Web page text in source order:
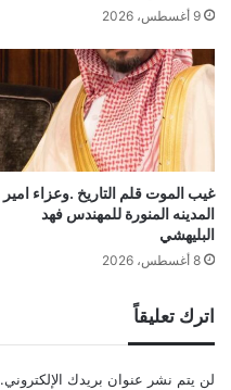
9 أغسطس، 2026
غيب الموت قلم التاريخ .وعزاء امير
المدينه المنورة للمهندس فهد
البليهشي
8 أغسطس، 2026
اترك تعليقاً
لن يتم نشر عنوان بريدك الإلكتروني.